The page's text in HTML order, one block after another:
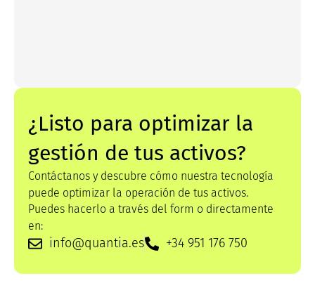
¿Listo para optimizar la
gestión de tus activos?
Contáctanos y descubre cómo nuestra tecnología
puede optimizar la operación de tus activos.
Puedes hacerlo a través del form o directamente
en:
info@quantia.es +34 951 176 750